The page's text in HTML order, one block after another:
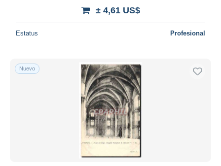
± 4,61 US$
Estatus Profesional
Nuevo